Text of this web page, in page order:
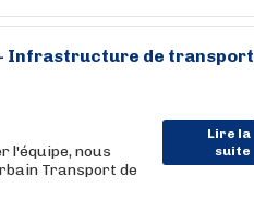
- Infrastructure de transport
Lire la
suite
l'équipe, nous
Transport de